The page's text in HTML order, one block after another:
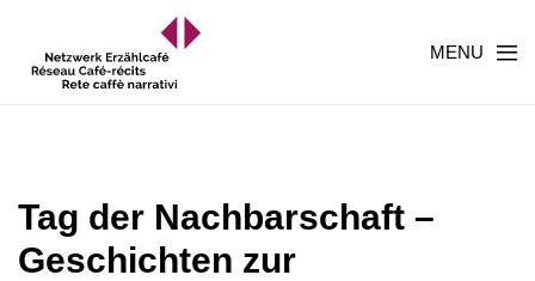
MENU
Tag der Nachbarschaft –
Geschichten zur